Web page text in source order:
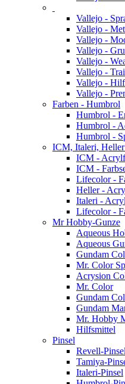
Vallejo -
Vallejo -
Vallejo -
Vallejo -
Vallejo -
Vallejo -
Vallejo -
Vallejo -
Farben - Humbrol
Humbrol -
Humbrol -
Humbrol -
ICM, Italeri,
ICM -
ICM -
Lifecolor -
Heller -
Italeri -
Lifecolor -
Mr Hobby-Gunze
Aqueous
Aqueous
Gundam
Mr. Color
Acrysion
Mr. Color
Gundam
Gundam
Mr. Hobby
Hilfsmittel
Pinsel
Revell-Pinsel
Tamiya-
Italeri-Pinsel